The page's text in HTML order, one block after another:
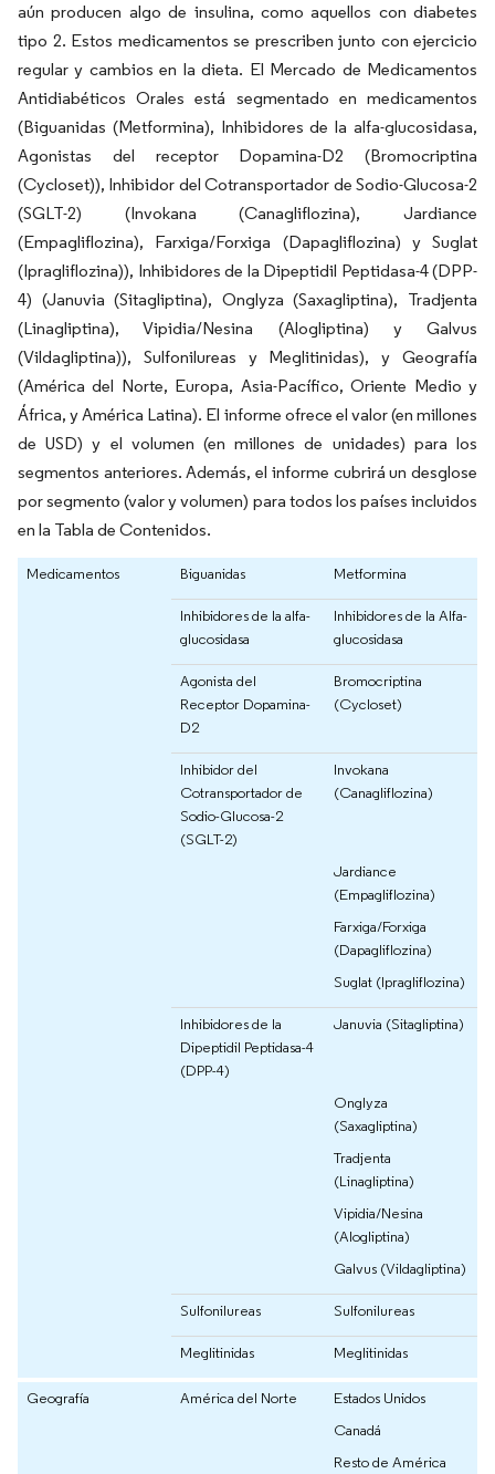
aún producen algo de insulina, como aquellos con diabetes
tipo 2. Estos medicamentos se prescriben junto con ejercicio
regular y cambios en la dieta. El Mercado de Medicamentos
Antidiabéticos Orales está segmentado en medicamentos
(Biguanidas (Metformina), Inhibidores de la alfa-glucosidasa,
Agonistas del receptor Dopamina-D2 (Bromocriptina
(Cycloset)), Inhibidor del Cotransportador de Sodio-Glucosa-2
(SGLT-2) (Invokana (Canagliflozina), Jardiance
(Empagliflozina), Farxiga/Forxiga (Dapagliflozina) y Suglat
(Ipragliflozina)), Inhibidores de la Dipeptidil Peptidasa-4 (DPP-
4) (Januvia (Sitagliptina), Onglyza (Saxagliptina), Tradjenta
(Linagliptina), Vipidia/Nesina (Alogliptina) y Galvus
(Vildagliptina)), Sulfonilureas y Meglitinidas), y Geografía
(América del Norte, Europa, Asia-Pacífico, Oriente Medio y
África, y América Latina). El informe ofrece el valor (en millones
de USD) y el volumen (en millones de unidades) para los
segmentos anteriores. Además, el informe cubrirá un desglose
por segmento (valor y volumen) para todos los países incluidos
en la Tabla de Contenidos.
Medicamentos Biguanidas Metformina
Inhibidores de la alfa-
glucosidasa
Inhibidores de la Alfa-
glucosidasa
Agonista del
Receptor Dopamina-
D2
Bromocriptina
(Cycloset)
Inhibidor del
Cotransportador de
Sodio-Glucosa-2
(SGLT-2)
Invokana
(Canagliflozina)
Jardiance
(Empagliflozina)
Farxiga/Forxiga
(Dapagliflozina)
Suglat (Ipragliflozina)
Inhibidores de la
Dipeptidil Peptidasa-4
(DPP-4)
Januvia (Sitagliptina)
Onglyza
(Saxagliptina)
Tradjenta
(Linagliptina)
Vipidia/Nesina
(Alogliptina)
Galvus (Vildagliptina)
Sulfonilureas Sulfonilureas
Meglitinidas Meglitinidas
Geografía América del Norte
Estados Unidos
Canadá
Resto de América